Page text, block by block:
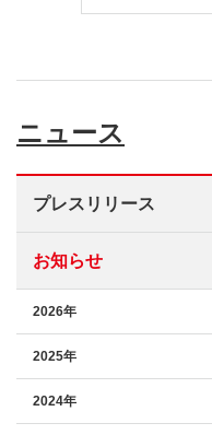
ニュース
プレスリリース
お知らせ
2026年
2025年
2024年